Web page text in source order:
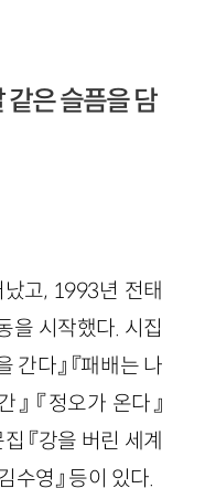
같은 슬픔을 담
고, 1993년 전태
을 시작했다. 시집
간다』 『패배는 나
』 『정오가 온다』
『강을 버린 세계
수영』 등이 있다.